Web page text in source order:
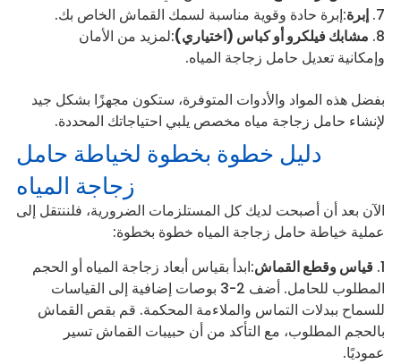
إبرة:إبرة حادة وقوية مناسبة لسمك القماش الخاص بك.
مشابك فيلكرو أو كباس (اختياري):لمزيد من الأمان
وإمكانية تعديل حامل زجاجة المياه.
بفضل هذه المواد والأدوات المتوفرة، ستكون مجهزًا بشكل جيد
لإنشاء حامل زجاجة مياه مخصص يلبي احتياجاتك المحددة.
دليل خطوة بخطوة لخياطة حامل
زجاجة المياه
الآن بعد أن أصبحت لديك كل المستلزمات الضرورية، فلننتقل إلى
عملية خياطة حامل زجاجة المياه خطوة بخطوة:
قياس وقطع القماش:ابدأ بقياس أبعاد زجاجة المياه أو الحجم
المطلوب للحامل. أضف 2-3 بوصات إضافية إلى القياسات
للسماح ببدلات التماس والملاءمة المحكمة. قم بقص القماش
بالحجم المطلوب، مع التأكد من أن حبيبات القماش تسير
عموديًا.